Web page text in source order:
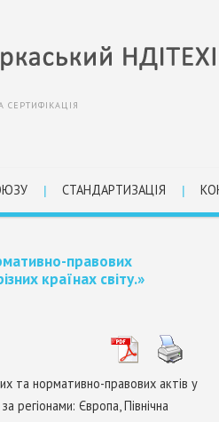
СЕРТИФІКАЦІЯ
СТАНДАРТИЗАЦІЯ
правових
країнах світу.»
та нормативно-правових актів у
регіонами: Європа, Північна